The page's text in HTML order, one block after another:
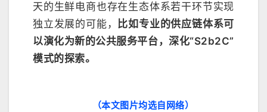
天的生鲜电商也存在生态体系若干环节实现
独立发展的可能， 比如专业的供应链体系可
以演化为新的公共服务平台，深化“S2b2C”
模式的探索。
（本文图片均选自网络）